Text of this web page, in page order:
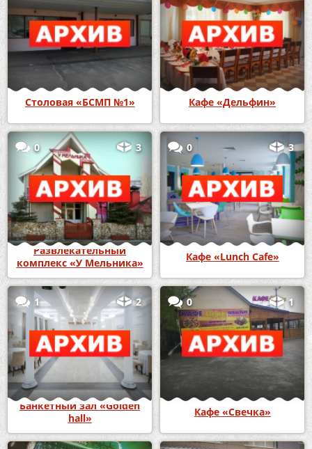
Столовая «БСМП №1» Кафе «Дельфин»
0 3
Развлекательный
комплекс «У Мельника»
0 3
Кафе «Lunch Cafe»
1 2
Банкетный зал «Golden
hall»
0 1
Кафе «Свечка»